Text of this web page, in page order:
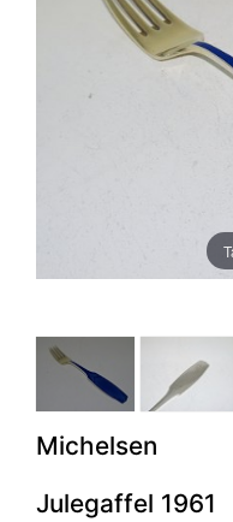
Michelsen
Julegaffel 1961